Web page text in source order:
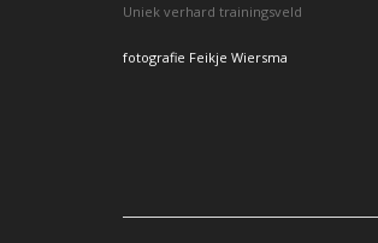
Uniek verhard trainingsveld
fotografie Feikje Wiersma